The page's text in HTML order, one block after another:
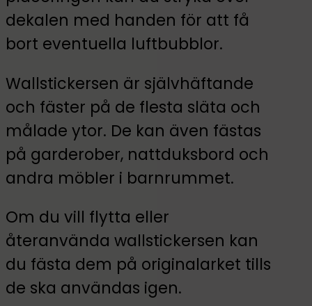
dekalen med handen för att få
bort eventuella luftbubblor.
Wallstickersen är självhäftande
och fäster på de flesta släta och
målade ytor. De kan även fästas
på garderober, nattduksbord och
andra möbler i barnrummet.
Om du vill flytta eller
återanvända wallstickersen kan
du fästa dem på originalarket tills
de ska användas igen.